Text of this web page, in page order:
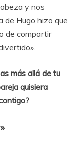
y nos
de Hugo hizo que
de compartir
más allá de tu
quisiera